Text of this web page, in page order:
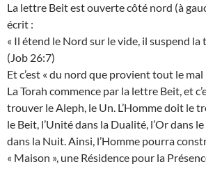
La lettre Beit est ouverte côté nord (à
écrit :
« Il étend le Nord sur le vide, il suspend la
(Job 26:7)
Et c’est « du nord que provient tout le mal
La Torah commence par la lettre Beit, et
trouver le Aleph, le Un. L’Homme doit le
le Beit, l’Unité dans la Dualité, l’Or dans
dans la Nuit. Ainsi, l’Homme pourra
« Maison », une Résidence pour la